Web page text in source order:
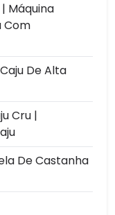
Máquina
Com
De Alta
Cru |
De Castanha